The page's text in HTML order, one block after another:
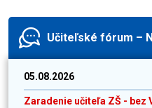
Učiteľské fórum –
05.08.2026
Zaradenie učiteľa ZŠ - bez